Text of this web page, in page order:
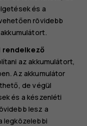
és a
rövidebb
rendelkező
az akkumulátort,
Az akkumulátor
de végül
és a készenléti
lesz a
legközelebbi